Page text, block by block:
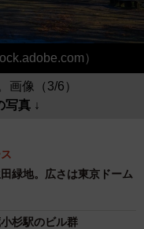
）
画像（3/6）
写真 ↓
緑地。広さは東京ドーム
杉駅のビル群